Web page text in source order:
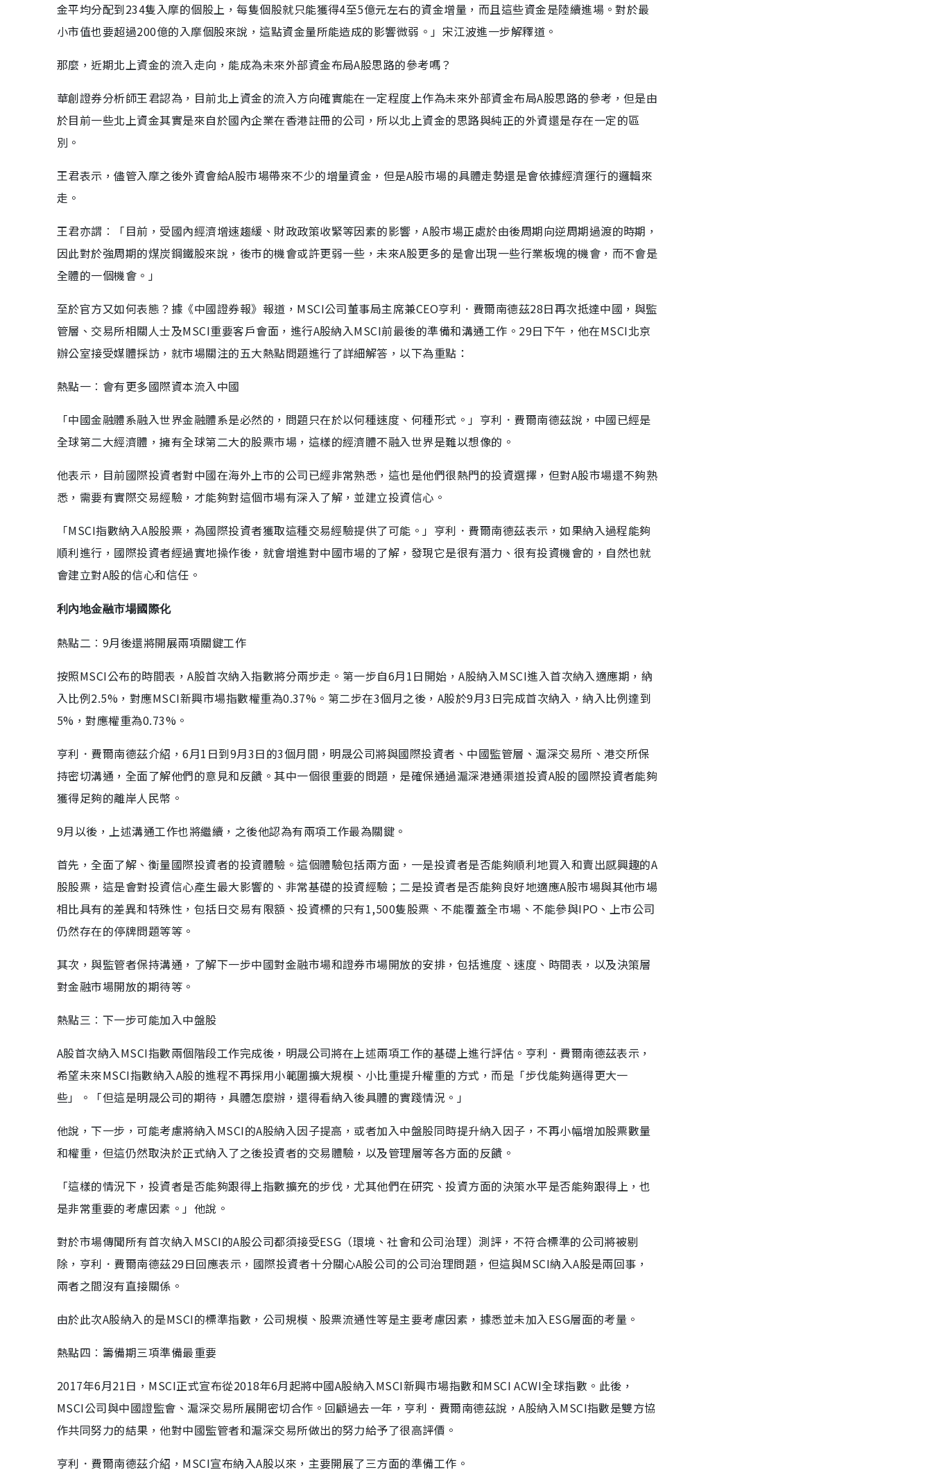
金平均分配到234隻入摩的個股上，每隻個股就只能獲得4至5億元左右的資金增量，而且這些資金是陸續進場。對於最
小市值也要超過200億的入摩個股來說，這點資金量所能造成的影響微弱。」宋江波進一步解釋道。
那麼，近期北上資金的流入走向，能成為未來外部資金布局A股思路的參考嗎？
華創證券分析師王君認為，目前北上資金的流入方向確實能在一定程度上作為未來外部資金布局A股思路的參考，但是由
於目前一些北上資金其實是來自於國內企業在香港註冊的公司，所以北上資金的思路與純正的外資還是存在一定的區
別。
王君表示，儘管入摩之後外資會給A股市場帶來不少的增量資金，但是A股市場的具體走勢還是會依據經濟運行的邏輯來
走。
王君亦謂︰「目前，受國內經濟增速趨緩、財政政策收緊等因素的影響，A股市場正處於由後周期向逆周期過渡的時期，
因此對於強周期的煤炭鋼鐵股來說，後市的機會或許更弱一些，未來A股更多的是會出現一些行業板塊的機會，而不會是
全體的一個機會。」
至於官方又如何表態？據《中國證券報》報道，MSCI公司董事局主席兼CEO亨利．費爾南德茲28日再次抵達中國，與監
管層、交易所相關人士及MSCI重要客戶會面，進行A股納入MSCI前最後的準備和溝通工作。29日下午，他在MSCI北京
辦公室接受媒體採訪，就市場關注的五大熱點問題進行了詳細解答，以下為重點：
熱點一︰會有更多國際資本流入中國
「中國金融體系融入世界金融體系是必然的，問題只在於以何種速度、何種形式。」亨利．費爾南德茲說，中國已經是
全球第二大經濟體，擁有全球第二大的股票市場，這樣的經濟體不融入世界是難以想像的。
他表示，目前國際投資者對中國在海外上市的公司已經非常熟悉，這也是他們很熱門的投資選擇，但對A股市場還不夠熟
悉，需要有實際交易經驗，才能夠對這個市場有深入了解，並建立投資信心。
「MSCI指數納入A股股票，為國際投資者獲取這種交易經驗提供了可能。」亨利．費爾南德茲表示，如果納入過程能夠
順利進行，國際投資者經過實地操作後，就會增進對中國市場的了解，發現它是很有潛力、很有投資機會的，自然也就
會建立對A股的信心和信任。
利內地金融市場國際化
熱點二︰9月後還將開展兩項關鍵工作
按照MSCI公布的時間表，A股首次納入指數將分兩步走。第一步自6月1日開始，A股納入MSCI進入首次納入適應期，納
入比例2.5%，對應MSCI新興市場指數權重為0.37%。第二步在3個月之後，A股於9月3日完成首次納入，納入比例達到
5%，對應權重為0.73%。
亨利．費爾南德茲介紹，6月1日到9月3日的3個月間，明晟公司將與國際投資者、中國監管層、滬深交易所、港交所保
持密切溝通，全面了解他們的意見和反饋。其中一個很重要的問題，是確保通過滬深港通渠道投資A股的國際投資者能夠
獲得足夠的離岸人民幣。
9月以後，上述溝通工作也將繼續，之後他認為有兩項工作最為關鍵。
首先，全面了解、衡量國際投資者的投資體驗。這個體驗包括兩方面，一是投資者是否能夠順利地買入和賣出感興趣的A
股股票，這是會對投資信心產生最大影響的、非常基礎的投資經驗；二是投資者是否能夠良好地適應A股市場與其他市場
相比具有的差異和特殊性，包括日交易有限額、投資標的只有1,500隻股票、不能覆蓋全市場、不能參與IPO、上市公司
仍然存在的停牌問題等等。
其次，與監管者保持溝通，了解下一步中國對金融市場和證券市場開放的安排，包括進度、速度、時間表，以及決策層
對金融市場開放的期待等。
熱點三︰下一步可能加入中盤股
A股首次納入MSCI指數兩個階段工作完成後，明晟公司將在上述兩項工作的基礎上進行評估。亨利．費爾南德茲表示，
希望未來MSCI指數納入A股的進程不再採用小範圍擴大規模、小比重提升權重的方式，而是「步伐能夠邁得更大一
些」。「但這是明晟公司的期待，具體怎麼辦，還得看納入後具體的實踐情況。」
他說，下一步，可能考慮將納入MSCI的A股納入因子提高，或者加入中盤股同時提升納入因子，不再小幅增加股票數量
和權重，但這仍然取決於正式納入了之後投資者的交易體驗，以及管理層等各方面的反饋。
「這樣的情況下，投資者是否能夠跟得上指數擴充的步伐，尤其他們在研究、投資方面的決策水平是否能夠跟得上，也
是非常重要的考慮因素。」他說。
對於市場傳聞所有首次納入MSCI的A股公司都須接受ESG（環境、社會和公司治理）測評，不符合標準的公司將被剔
除，亨利．費爾南德茲29日回應表示，國際投資者十分關心A股公司的公司治理問題，但這與MSCI納入A股是兩回事，
兩者之間沒有直接關係。
由於此次A股納入的是MSCI的標準指數，公司規模、股票流通性等是主要考慮因素，據悉並未加入ESG層面的考量。
熱點四︰籌備期三項準備最重要
2017年6月21日，MSCI正式宣布從2018年6月起將中國A股納入MSCI新興市場指數和MSCI ACWI全球指數。此後，
MSCI公司與中國證監會、滬深交易所展開密切合作。回顧過去一年，亨利．費爾南德茲說，A股納入MSCI指數是雙方協
作共同努力的結果，他對中國監管者和滬深交易所做出的努力給予了很高評價。
亨利．費爾南德茲介紹，MSCI宣布納入A股以來，主要開展了三方面的準備工作。